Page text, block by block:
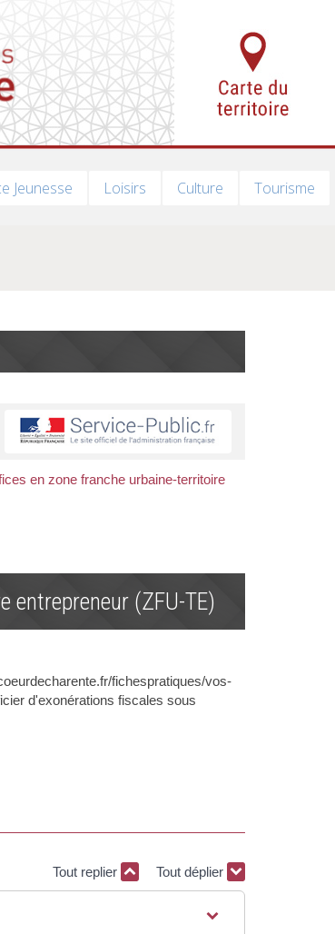
Jeunesse Loisirs Culture
Tourisme
en zone franche urbaine-territoire
entrepreneur (ZFU-TE)
fichespratiques/vos-
d'exonérations fiscales sous
Tout replier Tout déplier